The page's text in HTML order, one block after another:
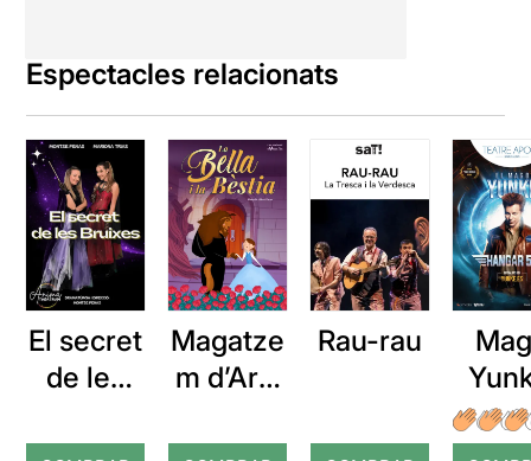
Espectacles relacionats
El secret
de les
Magatze
m d’Ars:
la Bèstia
Rau-rau
52